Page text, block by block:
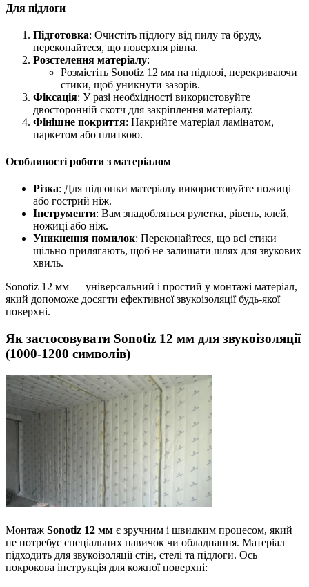
Для підлоги
Підготовка: Очистіть підлогу від пилу та бруду,
переконайтеся, що поверхня рівна.
Розстелення матеріалу:
Розмістіть Sonotiz 12 мм на підлозі, перекриваючи
стики, щоб уникнути зазорів.
Фіксація: У разі необхідності використовуйте
двосторонній скотч для закріплення матеріалу.
Фінішне покриття: Накрийте матеріал ламінатом,
паркетом або плиткою.
Особливості роботи з матеріалом
Різка: Для підгонки матеріалу використовуйте ножиці
або гострий ніж.
Інструменти: Вам знадобляться рулетка, рівень, клей,
ножиці або ніж.
Уникнення помилок: Переконайтеся, що всі стики
щільно прилягають, щоб не залишати шлях для звукових
хвиль.
Sonotiz 12 мм — універсальний і простий у монтажі матеріал,
який допоможе досягти ефективної звукоізоляції будь-якої
поверхні.
Як застосовувати Sonotiz 12 мм для звукоізоляції
(1000-1200 символів)
Монтаж Sonotiz 12 мм є зручним і швидким процесом, який
не потребує спеціальних навичок чи обладнання. Матеріал
підходить для звукоізоляції стін, стелі та підлоги. Ось
покрокова інструкція для кожної поверхні: